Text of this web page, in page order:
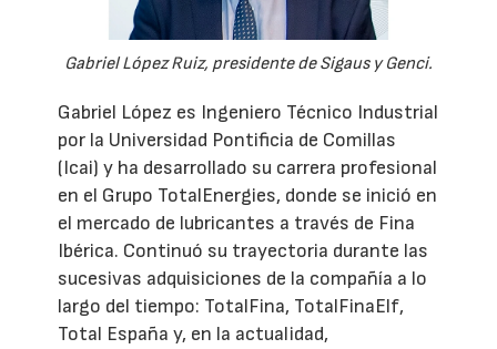
Gabriel López Ruiz, presidente de Sigaus y Genci.
Gabriel López es Ingeniero Técnico Industrial
por la Universidad Pontificia de Comillas
(Icai) y ha desarrollado su carrera profesional
en el Grupo TotalEnergies, donde se inició en
el mercado de lubricantes a través de Fina
Ibérica. Continuó su trayectoria durante las
sucesivas adquisiciones de la compañía a lo
largo del tiempo: TotalFina, TotalFinaElf,
Total España y, en la actualidad,